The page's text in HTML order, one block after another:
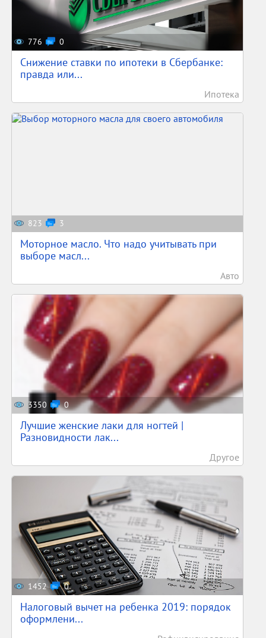
776 0
Снижение ставки по ипотеки в Сбербанке:
правда или...
Ипотека
823 3
Моторное масло. Что надо учитывать при
выборе масл...
Авто
3350 0
Лучшие женские лаки для ногтей |
Разновидности лак...
Другое
1452 0
Налоговый вычет на ребенка 2019: порядок
оформлени...